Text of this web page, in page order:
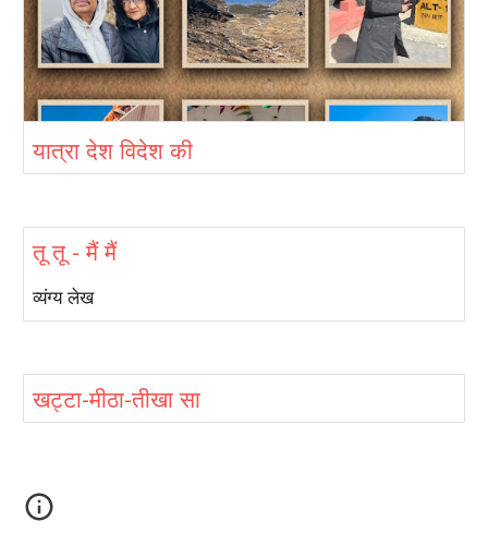
यात्रा देश विदेश की
तू तू - मैं मैं
व्यंग्य लेख
खट्टा-मीठा-तीखा सा